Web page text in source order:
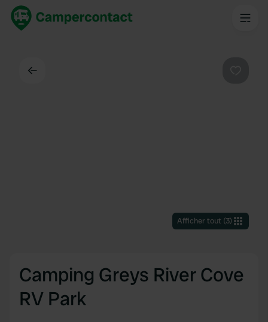
Afficher tout(3)
Camping Greys River Cove
RV Park